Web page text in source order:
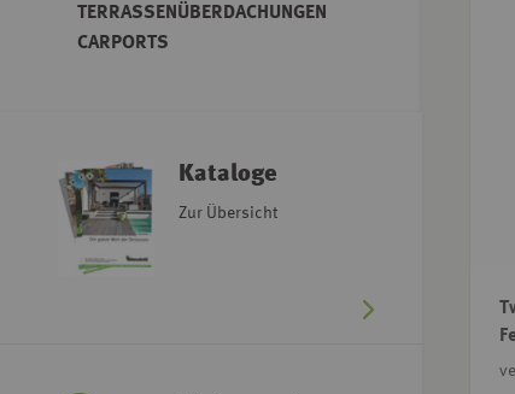
TERRASSENÜBERDACHUNGEN
CARPORTS
Kataloge
Zur Übersicht